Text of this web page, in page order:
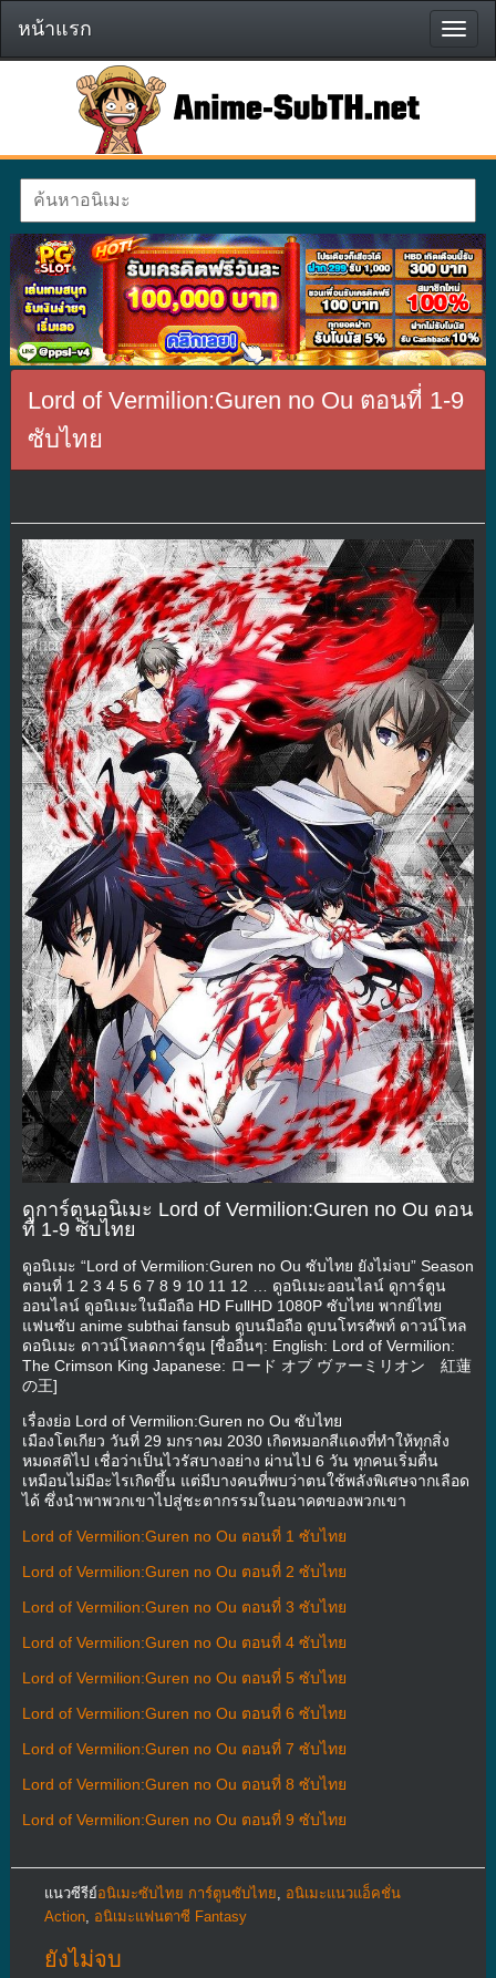
หน้า
แรก
หน้าแรก
Lord of Vermilion:Guren no Ou ตอนที่ 1-9
ซับไทย
ดูการ์ตูนอนิเมะ Lord of Vermilion:Guren no Ou ตอน
ที่ 1-9 ซับไทย
ดูอนิเมะ “Lord of Vermilion:Guren no Ou ซับไทย ยังไม่จบ” Season
ตอนที่ 1 2 3 4 5 6 7 8 9 10 11 12 … ดูอนิเมะออนไลน์ ดูการ์ตูน
ออนไลน์ ดูอนิเมะในมือถือ HD FullHD 1080P ซับไทย พากย์ไทย
แฟนซับ anime subthai fansub ดูบนมือถือ ดูบนโทรศัพท์ ดาวน์โหล
ดอนิเมะ ดาวน์โหลดการ์ตูน [ชื่ออื่นๆ: English: Lord of Vermilion:
The Crimson King Japanese: ロード オブ ヴァーミリオン 紅蓮
の王]
เรื่องย่อ Lord of Vermilion:Guren no Ou ซับไทย
เมืองโตเกียว วันที่ 29 มกราคม 2030 เกิดหมอกสีแดงที่ทำให้ทุกสิ่ง
หมดสติไป เชื่อว่าเป็นไวรัสบางอย่าง ผ่านไป 6 วัน ทุกคนเริ่มตื่น
เหมือนไม่มีอะไรเกิดขึ้น แต่มีบางคนที่พบว่าตนใช้พลังพิเศษจากเลือด
ได้ ซึ่งนำพาพวกเขาไปสู่ชะตากรรมในอนาคตของพวกเขา
Lord of Vermilion:Guren no Ou ตอนที่ 1 ซับไทย
Lord of Vermilion:Guren no Ou ตอนที่ 2 ซับไทย
Lord of Vermilion:Guren no Ou ตอนที่ 3 ซับไทย
Lord of Vermilion:Guren no Ou ตอนที่ 4 ซับไทย
Lord of Vermilion:Guren no Ou ตอนที่ 5 ซับไทย
Lord of Vermilion:Guren no Ou ตอนที่ 6 ซับไทย
Lord of Vermilion:Guren no Ou ตอนที่ 7 ซับไทย
Lord of Vermilion:Guren no Ou ตอนที่ 8 ซับไทย
Lord of Vermilion:Guren no Ou ตอนที่ 9 ซับไทย
แนวซีรีย์อนิเมะซับไทย การ์ตูนซับไทย
อนิเมะแนวแอ็คชั่น
Action, อนิเมะแฟนตาซี Fantasy
ยังไม่จบ